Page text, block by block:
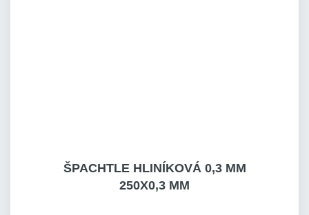
ŠPACHTLE HLINÍKOVÁ 0,3 MM
250X0,3 MM